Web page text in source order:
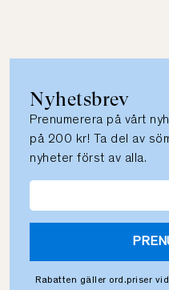
Nyhetsbrev
Prenumerera på vårt
på 200 kr! Ta del av
nyheter först av alla.
Rabatten gäller ord.priser